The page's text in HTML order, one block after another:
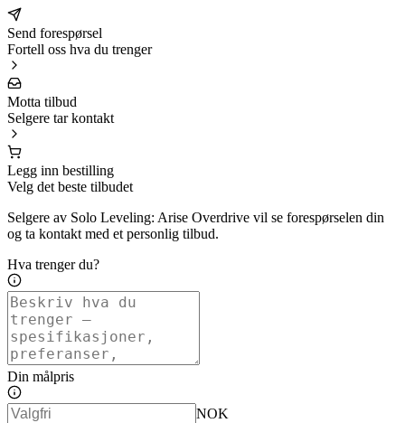
Send forespørsel
Fortell oss hva du trenger
Motta tilbud
Selgere tar kontakt
Legg inn bestilling
Velg det beste tilbudet
Selgere av Solo Leveling: Arise Overdrive vil se forespørselen din
og ta kontakt med et personlig tilbud.
Hva trenger du?
Din målpris
NOK